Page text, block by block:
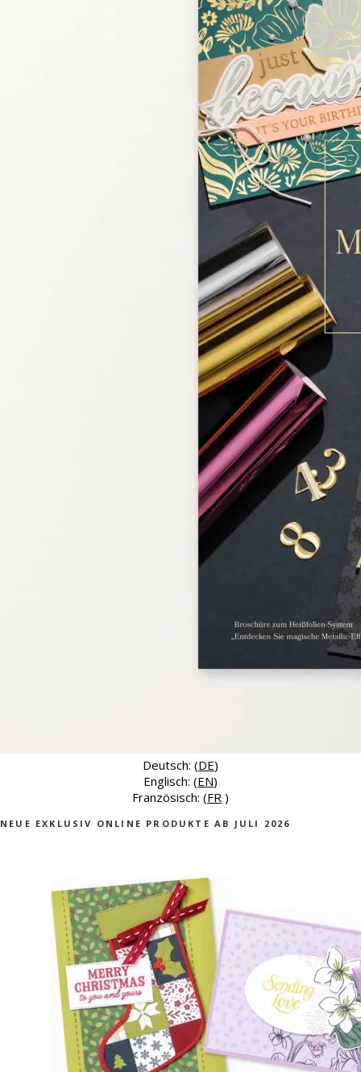
Deutsch: (DE)
Englisch: (EN)
Französisch: (FR )
NEUE EXKLUSIV ONLINE PRODUKTE AB JULI 2026